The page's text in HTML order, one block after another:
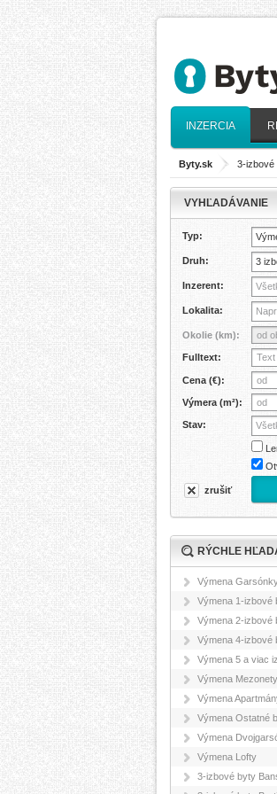
INZERCIA
Byty.sk > 3-izbové
VYHĽADÁVANIE
Typ:
Druh: 3
Inzerent:
Lokalita:
Okolie (km):
Fulltext:
Cena (€):
Výmera (m²):
Stav:
zrušiť
RÝCHLE
Výmena
Výmena 1-izbové
Výmena 2-izbové
Výmena 4-izbové
Výmena 5 a viac
Výmena Mezonety
Výmena
Výmena Ostatné
Výmena
Výmena Lofty
3-izbové byty